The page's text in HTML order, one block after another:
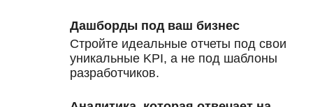
Дашборды под ваш бизнес
Стройте идеальные отчеты под свои
уникальные KPI, а не под шаблоны
разработчиков.